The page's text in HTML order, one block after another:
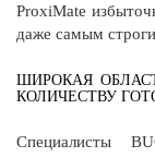
ProxiMate
даже самым
ШИРОКАЯ
КОЛИЧЕСТВУ
Специалисты